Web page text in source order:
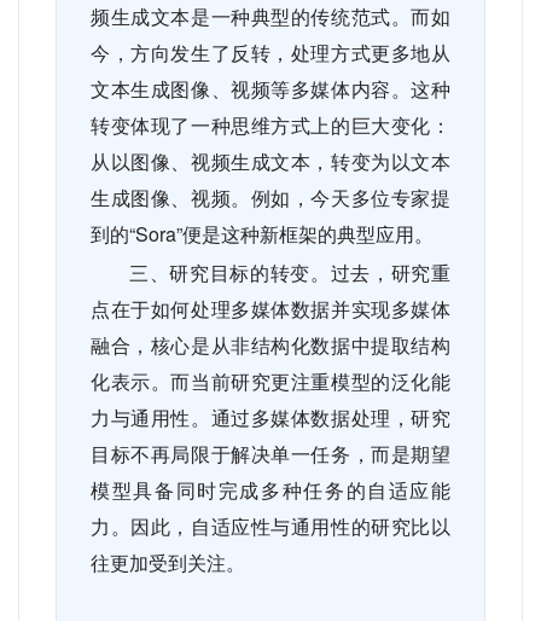
频生成文本是一种典型的传统范式。而如
今，方向发生了反转，处理方式更多地从
文本生成图像、视频等多媒体内容。这种
转变体现了一种思维方式上的巨大变化：
从以图像、视频生成文本，转变为以文本
生成图像、视频。例如，今天多位专家提
到的“Sora”便是这种新框架的典型应用。
三、研究目标的转变。过去，研究重
点在于如何处理多媒体数据并实现多媒体
融合，核心是从非结构化数据中提取结构
化表示。而当前研究更注重模型的泛化能
力与通用性。通过多媒体数据处理，研究
目标不再局限于解决单一任务，而是期望
模型具备同时完成多种任务的自适应能
力。因此，自适应性与通用性的研究比以
往更加受到关注。